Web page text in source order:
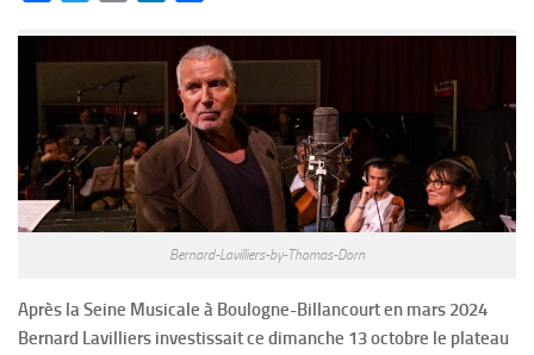
Bernard-Lavilliers-by-Thomas-Dorn
Après la Seine Musicale à Boulogne-Billancourt en mars 2024
Bernard Lavilliers investissait ce dimanche 13 octobre le plateau